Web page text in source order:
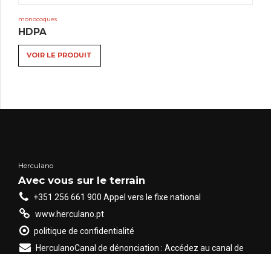
monocoques
HDPA
VOIR LE PRODUIT
Herculano
Avec vous sur le terrain
+351 256 661 900 Appel vers le fixe national
www.herculano.pt
politique de confidentialité
HerculanoCanal de dénonciation : Accédez au canal de